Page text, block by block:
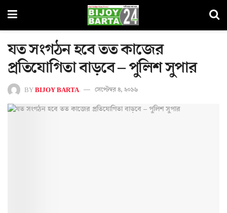
যত সংগঠন হবে তত কাজের
প্রতিযোগিতা বাড়বে – পুলিশ সুপার
BYBIJOY BARTA সেপ্টেম্বর ৪, ২০১৬